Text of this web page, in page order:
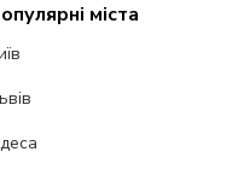
міста